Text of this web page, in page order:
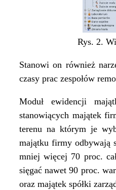
Rys. 2.
Stanowi on również
czasy prac zespołów
Moduł ewidencji
stanowiących majątek
terenu na którym je
majątku firmy odbywają
mniej więcej 70 proc.
sięgać nawet 90 proc.
oraz majątek spółki